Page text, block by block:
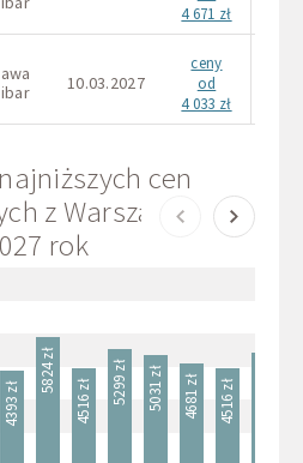
4 671 zł
10.03.2027
ceny
od
4 033 zł
cen
z Warszawy do
rok
4393 zł
5824 zł
4516 zł 5299 zł 5031 zł 4681 zł 4516 zł